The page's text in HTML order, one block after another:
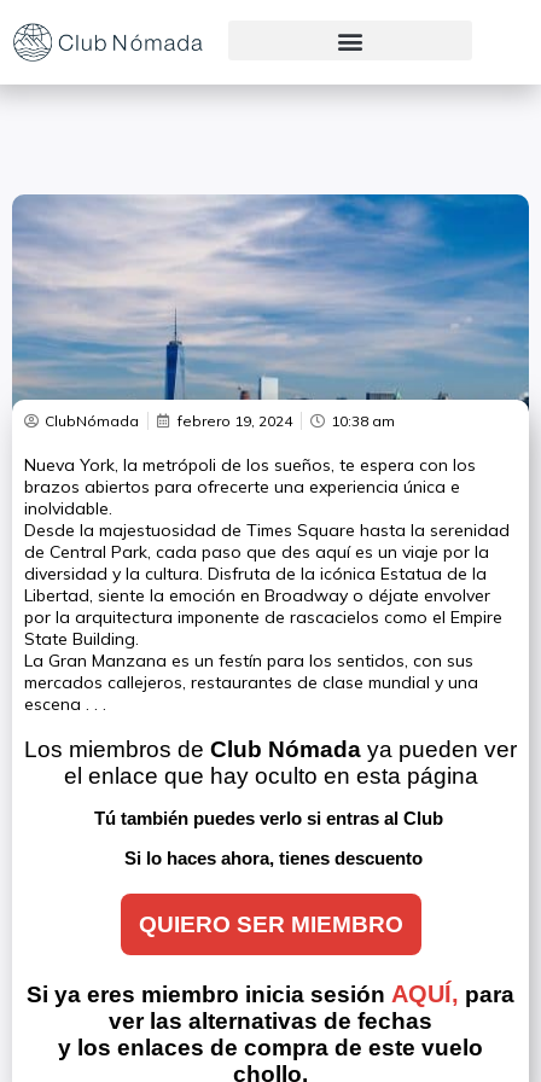
ClubNómada febrero 19, 2024 10:38 am
Nueva York, la metrópoli de los sueños, te espera con los
brazos abiertos para ofrecerte una experiencia única e
inolvidable.
Desde la majestuosidad de Times Square hasta la serenidad
de Central Park, cada paso que des aquí es un viaje por la
diversidad y la cultura. Disfruta de la icónica Estatua de la
Libertad, siente la emoción en Broadway o déjate envolver
por la arquitectura imponente de rascacielos como el Empire
State Building.
La Gran Manzana es un festín para los sentidos, con sus
mercados callejeros, restaurantes de clase mundial y una
escena . . .
Los miembros de Club Nómada ya pueden ver
el enlace que hay oculto en esta página
Tú también puedes verlo si entras al Club
Si lo haces ahora, tienes descuento
QUIERO SER MIEMBRO
Si ya eres miembro inicia sesión AQUÍ, para
ver las alternativas de fechas
y los enlaces de compra de este vuelo
chollo.